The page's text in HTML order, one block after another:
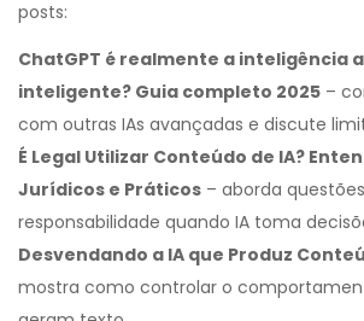
posts:
ChatGPT é realmente a inteligência
inteligente? Guia completo 2025 –
com outras IAs avançadas e discute
É Legal Utilizar Conteúdo de IA?
Jurídicos e Práticos – aborda
responsabilidade quando IA toma
Desvendando a IA que Produz
mostra como controlar o